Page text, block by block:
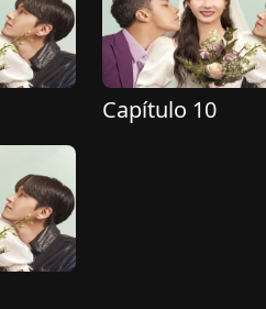
Capítulo 10